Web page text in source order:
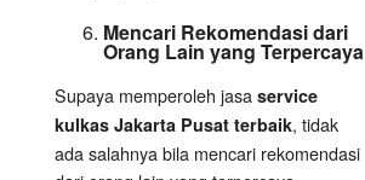
Mencari Rekomendasi dari
Orang Lain yang Terpercaya
Supaya memperoleh jasa service
kulkas Jakarta Pusat terbaik, tidak
ada salahnya bila mencari rekomendasi